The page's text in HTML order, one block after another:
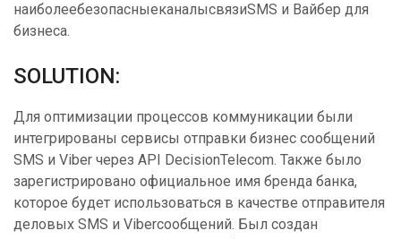
наиболеебезопасныеканалысвязиSMS и Вайбер для
бизнеса.
SOLUTION:
Для оптимизации процессов коммуникации были
интегрированы сервисы отправки бизнес сообщений
SMS и Viber через API DecisionTelecom. Также было
зарегистрировано официальное имя бренда банка,
которое будет использоваться в качестве отправителя
деловых SMS и Viberсообщений. Был создан